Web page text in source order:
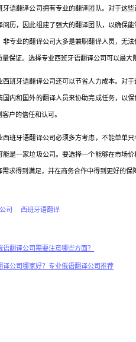
翻译公司拥有专业的翻译团队。对于这些
阅历，因此组建了强大的翻译团队，以确保
非专业的翻译公司大多是兼职翻译人员，无
保证。选择专业西班牙语翻译公司可以最大
牙语翻译公司还可以节省人力成本。对于
国内和国外的翻译人员来协助完成任务，以
户的信任和认可。
牙语翻译公司必须多方考虑，不能单单只
能是一家垃圾公司。要选择一个能够在市场
求得到满足，并在商务合作中得到更好的保
司 西班牙语翻译
语翻译公司需要注意哪些方面？
译公司哪家好？专业俄语翻译公司推荐